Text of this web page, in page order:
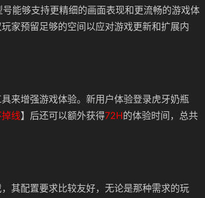
能够支持更精细的画面表现和更流畅的游戏体
家预留足够的空间以应对游戏更新和扩展内
来增强游戏体验。新用户体验登录虎牙奶瓶
线】后还可以额外获得72H的体验时间，总共
其配置要求比较友好，无论是那种需求的玩